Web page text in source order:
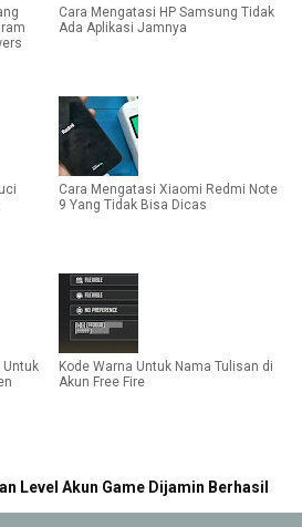
Cara Mengatasi HP Samsung Tidak
Ada Aplikasi Jamnya
Cara Mengatasi Xiaomi Redmi Note
9 Yang Tidak Bisa Dicas
Untuk
Kode Warna Untuk Nama Tulisan di
Akun Free Fire
Level Akun Game Dijamin Berhasil